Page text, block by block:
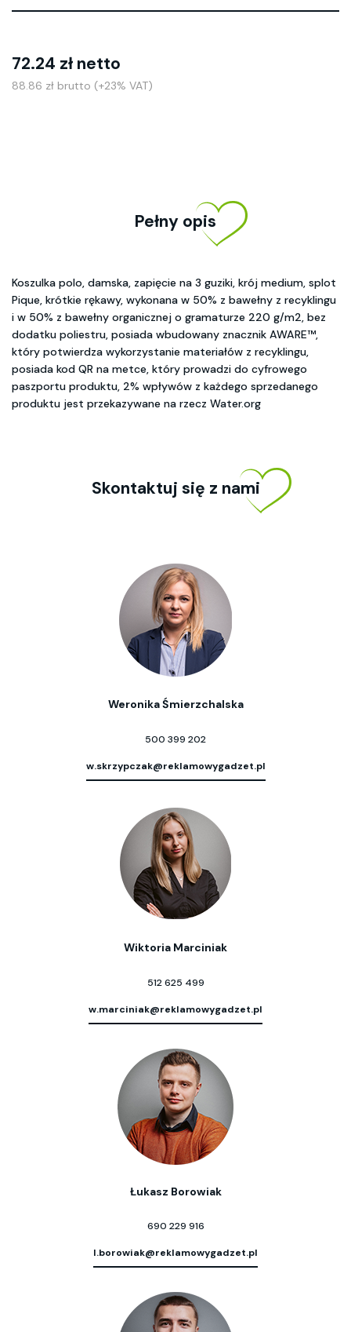
72.24 zł netto
88.86 zł brutto (+23% VAT)
Pełny opis
Koszulka polo, damska, zapięcie na 3 guziki, krój medium, splot
Pique, krótkie rękawy, wykonana w 50% z bawełny z recyklingu
i w 50% z bawełny organicznej o gramaturze 220 g/m2, bez
dodatku poliestru, posiada wbudowany znacznik AWARE™,
który potwierdza wykorzystanie materiałów z recyklingu,
posiada kod QR na metce, który prowadzi do cyfrowego
paszportu produktu, 2% wpływów z każdego sprzedanego
produktu jest przekazywane na rzecz Water.org
Skontaktuj się z nami
Weronika Śmierzchalska
500 399 202
w.skrzypczak@reklamowygadzet.pl
Wiktoria Marciniak
512 625 499
w.marciniak@reklamowygadzet.pl
Łukasz Borowiak
690 229 916
l.borowiak@reklamowygadzet.pl